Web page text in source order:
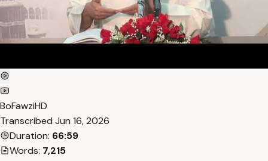
BoFawziHD
Transcribed Jun 16, 2026
Duration: 66:59
Words: 7,215